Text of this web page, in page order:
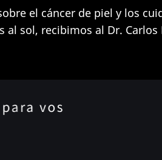
el cáncer de piel y los
al sol, recibimos al Dr. Carlos